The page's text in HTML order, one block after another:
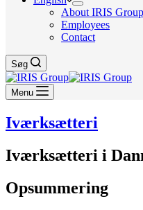
About IRIS Group
Employees
Contact
Søg
Menu
Iværksætteri
Iværksætteri i
Opsummering